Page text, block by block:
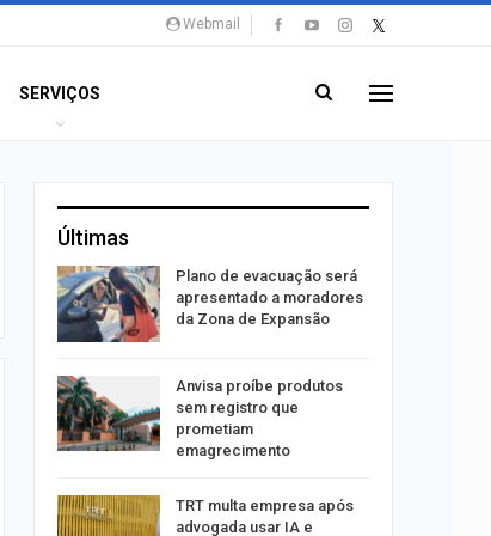
Webmail
SERVIÇOS
Últimas
Plano de evacuação será
apresentado a moradores
da Zona de Expansão
Anvisa proíbe produtos
sem registro que
prometiam
emagrecimento
TRT multa empresa após
advogada usar IA e